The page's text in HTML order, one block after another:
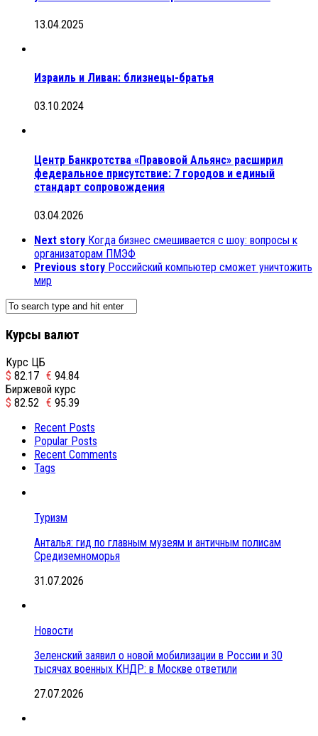
13.04.2025
Израиль и Ливан: близнецы-братья
03.10.2024
Центр Банкротства «Правовой Альянс» расширил
федеральное присутствие: 7 городов и единый
стандарт сопровождения
03.04.2026
Next story Когда бизнес смешивается с шоу: вопросы к
организаторам ПМЭФ
Previous story Российский компьютер сможет уничтожить
мир
Курсы валют
Курс ЦБ
$ 82.17 € 94.84
Биржевой курс
$ 82.52 € 95.39
Recent Posts
Popular Posts
Recent Comments
Tags
Туризм
Анталья: гид по главным музеям и античным полисам
Средиземноморья
31.07.2026
Новости
Зеленский заявил о новой мобилизации в России и 30
тысячах военных КНДР: в Москве ответили
27.07.2026